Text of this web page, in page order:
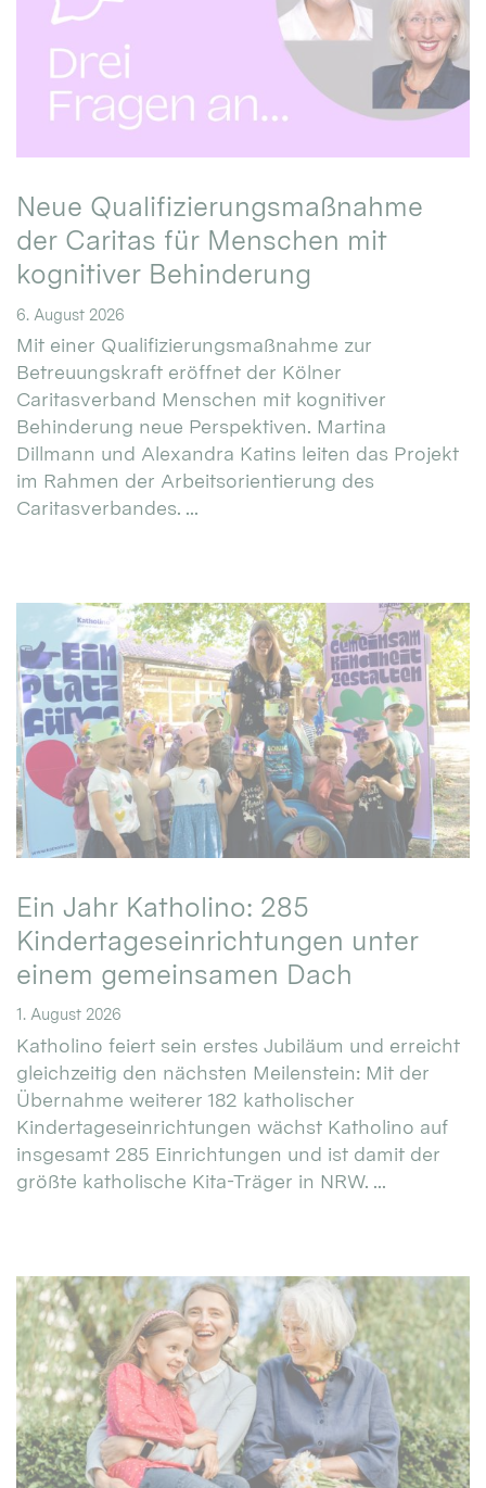
Neue Qualifizierungsmaßnahme
der Caritas für Menschen mit
kognitiver Behinderung
6. August 2026
Mit einer Qualifizierungsmaßnahme zur
Betreuungskraft eröffnet der Kölner
Caritasverband Menschen mit kognitiver
Behinderung neue Perspektiven. Martina
Dillmann und Alexandra Katins leiten das Projekt
im Rahmen der Arbeitsorientierung des
Caritasverbandes. ...
Ein Jahr Katholino: 285
Kindertageseinrichtungen unter
einem gemeinsamen Dach
1. August 2026
Katholino feiert sein erstes Jubiläum und erreicht
gleichzeitig den nächsten Meilenstein: Mit der
Übernahme weiterer 182 katholischer
Kindertageseinrichtungen wächst Katholino auf
insgesamt 285 Einrichtungen und ist damit der
größte katholische Kita-Träger in NRW. ...